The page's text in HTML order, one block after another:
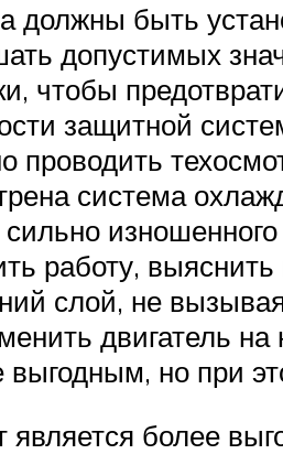
должны быть
допустимых
чтобы
защитной
проводить
система
работу,
слой, не
двигатель
выгодным, но при
является более